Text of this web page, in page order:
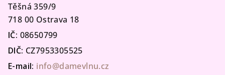
Těšná 359/9
718 00 Ostrava 18
IČ: 08650799
DIČ: CZ7953305525
E-mail: info@damevlnu.cz